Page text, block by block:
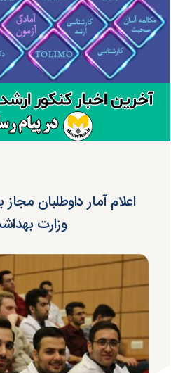
اعلام آمار داوطلبان
وزارت بهداشت